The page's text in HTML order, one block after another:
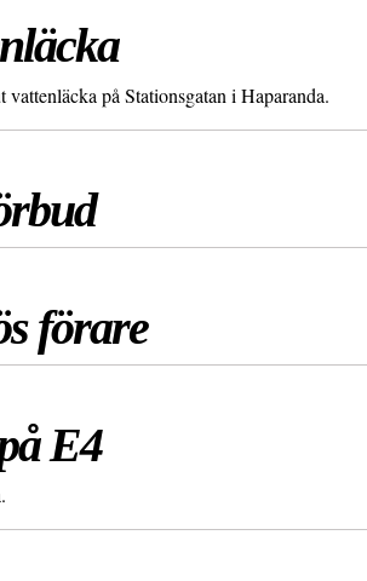
på Stationsgatan i Haparanda.
förare
E4